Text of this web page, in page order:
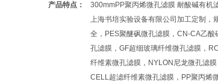
产品特点：
300mmPP聚丙烯微孔滤膜 耐酸碱有机
上海书培实验设备有限公司加工定制，
全，PES聚醚砜微孔滤膜，CN-CA乙酸
孔滤膜，GF超细玻璃纤维微孔滤膜，
纤维素微孔滤膜，NYLON尼龙微孔滤膜
CELL超滤纤维素微孔滤膜，PP聚丙烯